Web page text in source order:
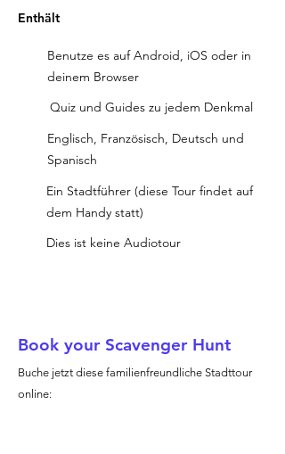
Enthält
Benutze es auf Android, iOS oder in
deinem Browser
Quiz und Guides zu jedem Denkmal
Englisch, Französisch, Deutsch und
Spanisch
Ein Stadtführer (diese Tour findet auf
dem Handy statt)
Dies ist keine Audiotour
Book your Scavenger Hunt
Buche jetzt diese familienfreundliche Stadttour
online: